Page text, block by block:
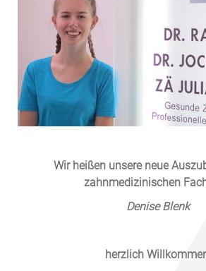
Wir heißen unsere neue
zahnmedizinischen
Denise Blenk
herzlich